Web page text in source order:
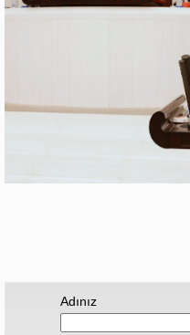
Adınız